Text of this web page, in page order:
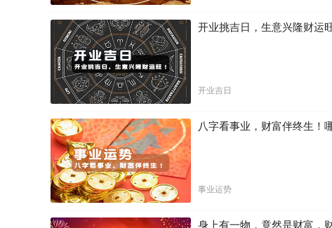
开业挑吉日，生意兴隆财运
开业吉日
八字看事业，财富伴终生！
事业运势
身上有一物，竟然是财富，